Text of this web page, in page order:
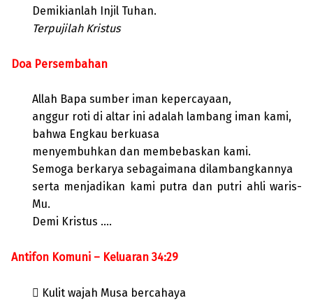
Demikianlah Injil Tuhan.
Terpujilah Kristus
Doa Persembahan
Allah Bapa sumber iman kepercayaan,
anggur roti di altar ini adalah lambang iman kami,
bahwa Engkau berkuasa
menyembuhkan dan membebaskan kami.
Semoga berkarya sebagaimana dilambangkannya
serta menjadikan kami putra dan putri ahli waris-
Mu.
Demi Kristus ….
Antifon Komuni – Keluaran 34:29
 Kulit wajah Musa bercahaya